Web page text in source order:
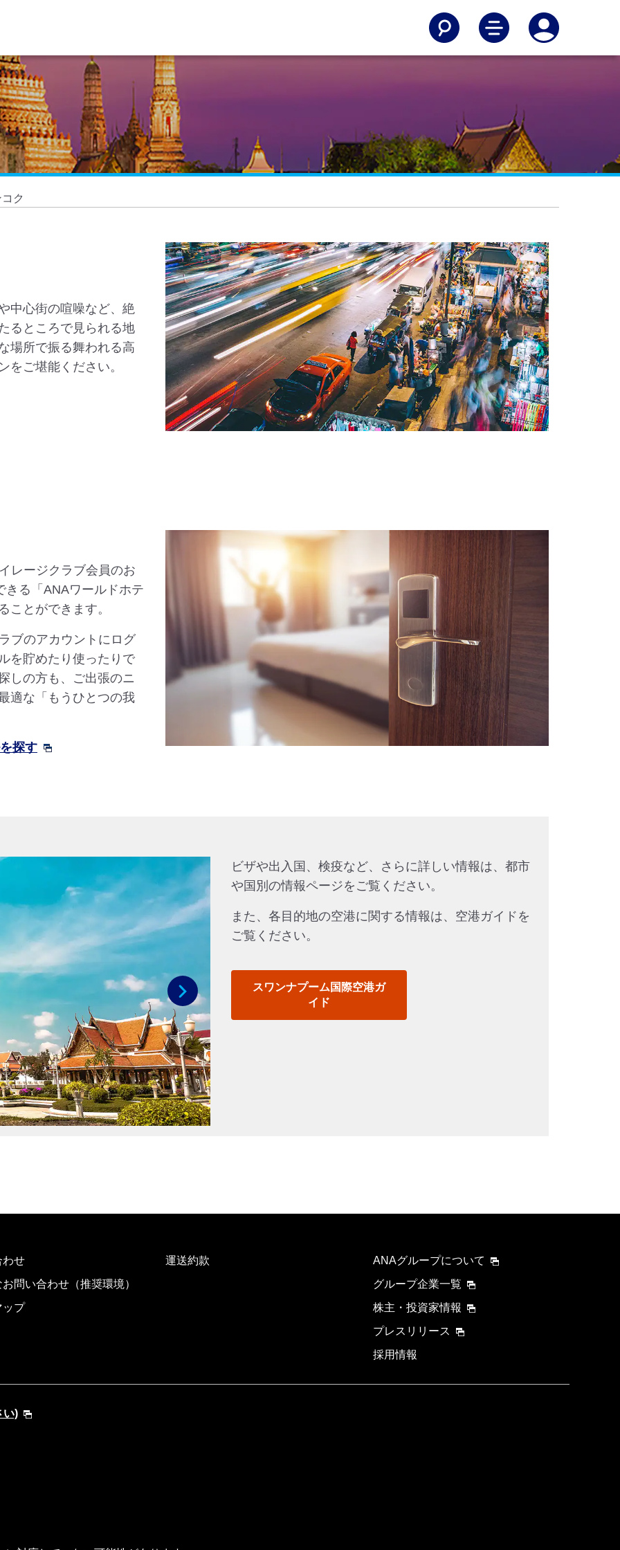
ク
中心街の喧噪など、絶
るところで見られる地
場所で振る舞われる高
をご堪能ください。
レージクラブ会員のお
きる「ANAワールドホテ
ことができます。
ブのアカウントにログ
を貯めたり使ったりで
しの方も、ご出張のニ
適な「もうひとつの我
探す
次へ
ビザや出入国、検疫など、さらに詳しい情報は、都市
や国別の情報ページをご覧ください。
また、各目的地の空港に関する情報は、空港ガイドを
ご覧ください。
スワンナプーム国際空港ガ
イド
わせ
問い合わせ（推奨環境）
ップ
運送約款
ANAグループについて
グループ企業一覧
株主・投資家情報
プレスリリース
採用情報
い)